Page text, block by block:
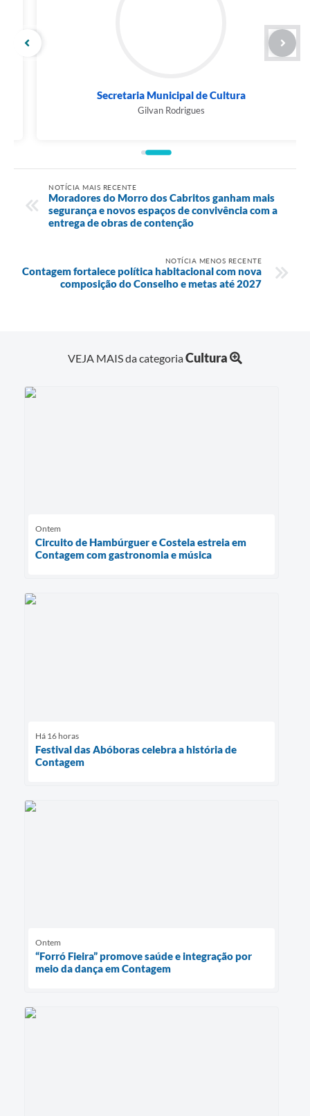
Secretaria Municipal de Cultura
Gilvan Rodrigues
NOTÍCIA MAIS RECENTE
Moradores do Morro dos Cabritos ganham mais
segurança e novos espaços de convivência com a
entrega de obras de contenção
NOTÍCIA MENOS RECENTE
Contagem fortalece política habitacional com nova
composição do Conselho e metas até 2027
VEJA MAIS da categoriaCultura
Ontem
Circuito de Hambúrguer e Costela estreia em
Contagem com gastronomia e música
Há 16 horas
Festival das Abóboras celebra a história de
Contagem
Ontem
“Forró Fieira” promove saúde e integração por
meio da dança em Contagem